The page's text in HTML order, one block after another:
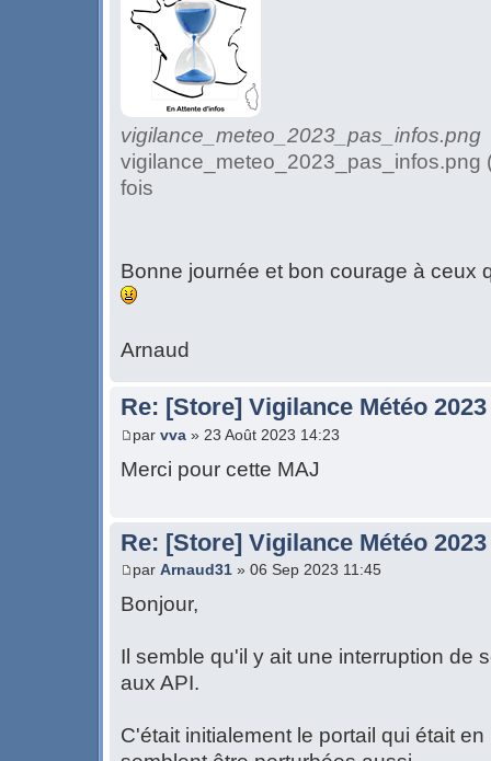
vigilance_meteo_2023_pas_infos.png
vigilance_meteo_2023_pas_infos.png
fois
Bonne journée et bon courage à ceux
Arnaud
Re: [Store] Vigilance Météo 2023
par vva » 23 Août 2023 14:23
Merci pour cette MAJ
Re: [Store] Vigilance Météo
par Arnaud31 » 06 Sep 2023 11:45
Bonjour,
Il semble qu'il y ait une interruption de
aux API.
C'était initialement le portail qui était